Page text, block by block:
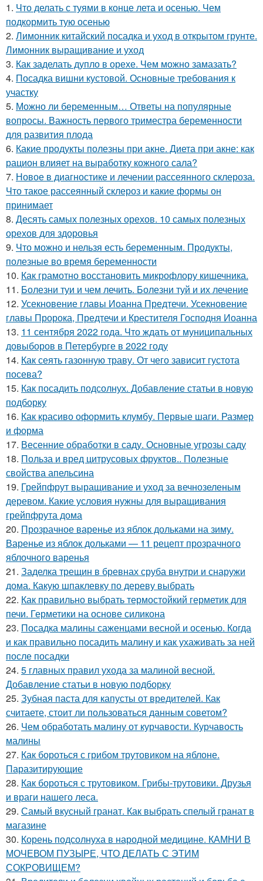
1. Что делать с туями в конце лета и осенью. Чем
подкормить тую осенью
2. Лимонник китайский посадка и уход в открытом грунте.
Лимонник выращивание и уход
3. Как заделать дупло в орехе. Чем можно замазать?
4. Посадка вишни кустовой. Основные требования к
участку
5. Можно ли беременным… Ответы на популярные
вопросы. Важность первого триместра беременности
для развития плода
6. Какие продукты полезны при акне. Диета при акне: как
рацион влияет на выработку кожного сала?
7. Новое в диагностике и лечении рассеянного склероза.
Что такое рассеянный склероз и какие формы он
принимает
8. Десять самых полезных орехов. 10 самых полезных
орехов для здоровья
9. Что можно и нельзя есть беременным. Продукты,
полезные во время беременности
10. Как грамотно восстановить микрофлору кишечника.
11. Болезни туи и чем лечить. Болезни туй и их лечение
12. Усекновение главы Иоанна Предтечи. Усекновение
главы Пророка, Предтечи и Крестителя Господня Иоанна
13. 11 сентября 2022 года. Что ждать от муниципальных
довыборов в Петербурге в 2022 году
14. Как сеять газонную траву. От чего зависит густота
посева?
15. Как посадить подсолнух. Добавление статьи в новую
подборку
16. Как красиво оформить клумбу. Первые шаги. Размер
и форма
17. Весенние обработки в саду. Основные угрозы саду
18. Польза и вред цитрусовых фруктов.. Полезные
свойства апельсина
19. Грейпфрут выращивание и уход за вечнозеленым
деревом. Какие условия нужны для выращивания
грейпфрута дома
20. Прозрачное варенье из яблок дольками на зиму.
Варенье из яблок дольками — 11 рецепт прозрачного
яблочного варенья
21. Заделка трещин в бревнах сруба внутри и снаружи
дома. Какую шпаклевку по дереву выбрать
22. Как правильно выбрать термостойкий герметик для
печи. Герметики на основе силикона
23. Посадка малины саженцами весной и осенью. Когда
и как правильно посадить малину и как ухаживать за ней
после посадки
24. 5 главных правил ухода за малиной весной.
Добавление статьи в новую подборку
25. Зубная паста для капусты от вредителей. Как
считаете, стоит ли пользоваться данным советом?
26. Чем обработать малину от курчавости. Курчавость
малины
27. Как бороться с грибом трутовиком на яблоне.
Паразитирующие
28. Как бороться с трутовиком. Грибы-трутовики. Друзья
и враги нашего леса.
29. Самый вкусный гранат. Как выбрать спелый гранат в
магазине
30. Корень подсолнуха в народной медицине. КАМНИ В
МОЧЕВОМ ПУЗЫРЕ, ЧТО ДЕЛАТЬ С ЭТИМ
СОКРОВИЩЕМ?